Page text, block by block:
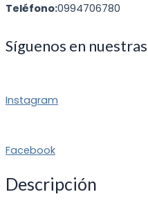
Teléfono:0994706780
Síguenos en
Instagram
Facebook
Descripción